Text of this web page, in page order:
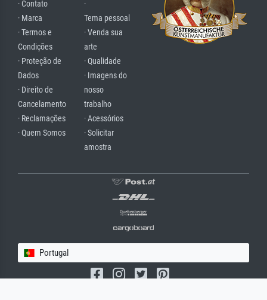
· Contato
· Marca
· Termos e
Condições
· Proteção de
Dados
· Direito de
Cancelamento
· Reclamações
· Quem Somos
·
Tema pessoal
· Venda sua
arte
· Qualidade
· Imagens do
nosso
trabalho
· Acessórios
· Solicitar
amostra
Portugal